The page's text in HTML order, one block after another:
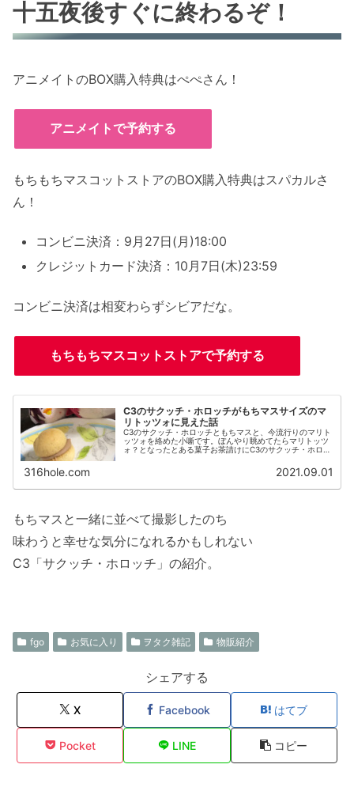
十五夜後すぐに終わるぞ！
アニメイトのBOX購入特典はぺぺさん！
アニメイトで予約する
もちもちマスコットストアのBOX購入特典はスパカルさ
ん！
コンビニ決済：9月27日(月)18:00
クレジットカード決済：10月7日(木)23:59
コンビニ決済は相変わらずシビアだな。
もちもちマスコットストアで予約する
C3のサクッチ・ホロッチがもちマスサイズのマ
リトッツォに見えた話
C3のサクッチ・ホロッチともちマスと、今流行りのマリト
ッツォを絡めた小噺です。ぼんやり眺めてたらマリトッツ
ォ？となったとある菓子お茶請けにC3のサクッチ・ホロッ
316hole.com 2021.09.01
もちマスと一緒に並べて撮影したのち
味わうと幸せな気分になれるかもしれない
C3「サクッチ・ホロッチ」の紹介。
fgo お気に入り ヲタク雑記 物販紹介
シェアする
X Facebook はてブ
Pocket LINE コピー